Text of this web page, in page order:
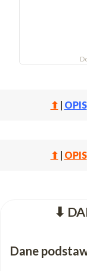
⬆ OPIS|
⬆ OPIS|
⬇
Dane